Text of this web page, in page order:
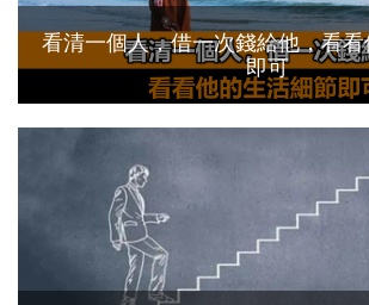
看清一個人，借一次錢給他，看
即可